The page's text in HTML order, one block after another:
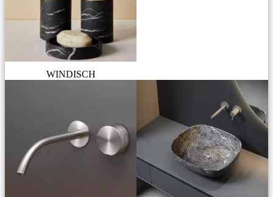
WINDISCH